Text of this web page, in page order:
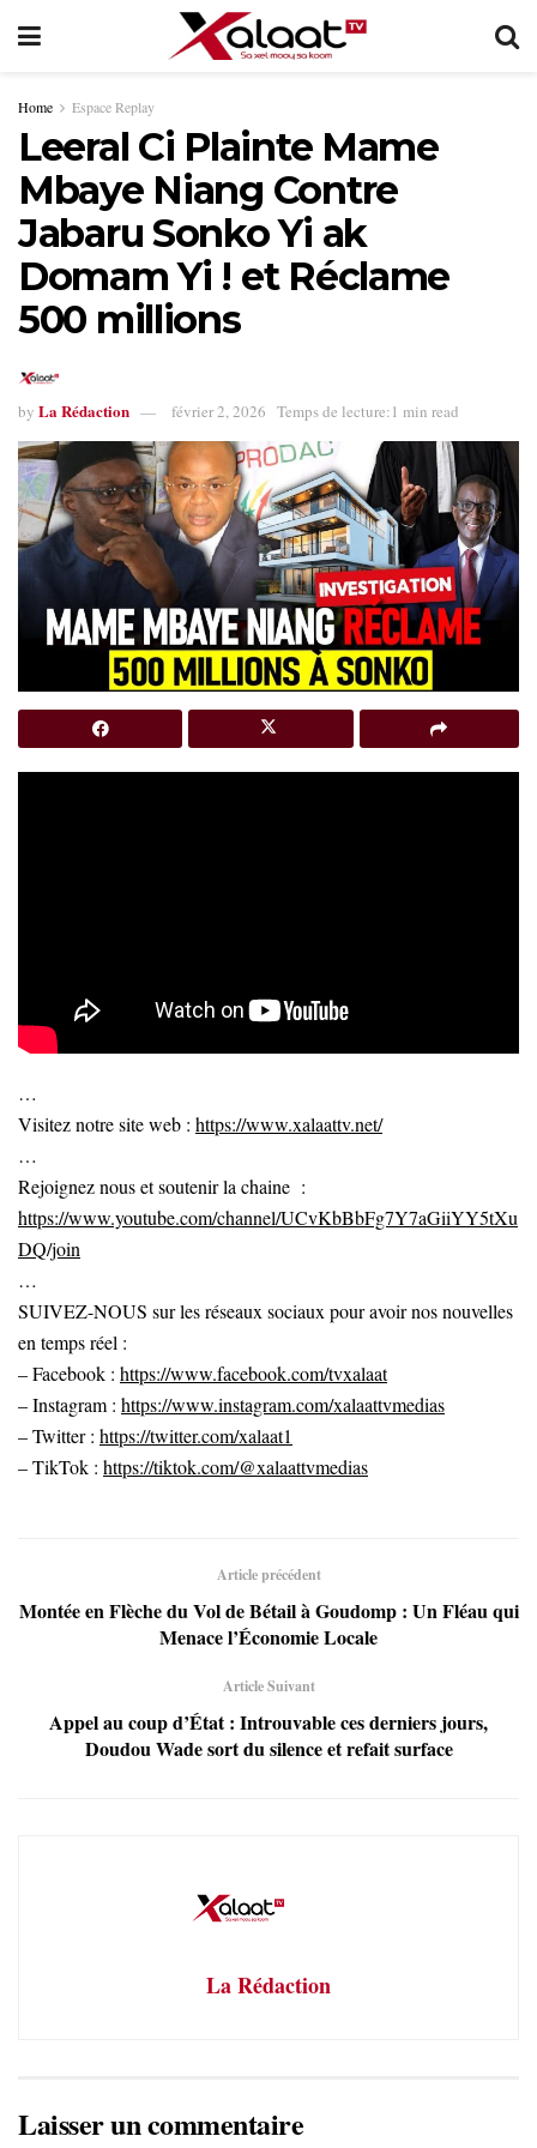
Home Espace Replay
Leeral Ci Plainte Mame
Mbaye Niang Contre
Jabaru Sonko Yi ak
Domam Yi ! et Réclame
500 millions
by La Rédaction février 2, 2026 Temps de lecture:1 min read
…
Visitez notre site web : https://www.xalaattv.net/
…
Rejoignez nous et soutenir la chaine :
https://www.youtube.com/channel/UCvKbBbFg7Y7aGiiYY5tXu
DQ/join
…
SUIVEZ-NOUS sur les réseaux sociaux pour avoir nos nouvelles
en temps réel :
– Facebook : https://www.facebook.com/tvxalaat
– Instagram : https://www.instagram.com/xalaattvmedias
– Twitter : https://twitter.com/xalaat1
– TikTok : https://tiktok.com/@xalaattvmedias
Article précédent
Montée en Flèche du Vol de Bétail à Goudomp : Un Fléau qui
Menace l’Économie Locale
Article Suivant
Appel au coup d’État : Introuvable ces derniers jours,
Doudou Wade sort du silence et refait surface
La Rédaction
Laisser un commentaire